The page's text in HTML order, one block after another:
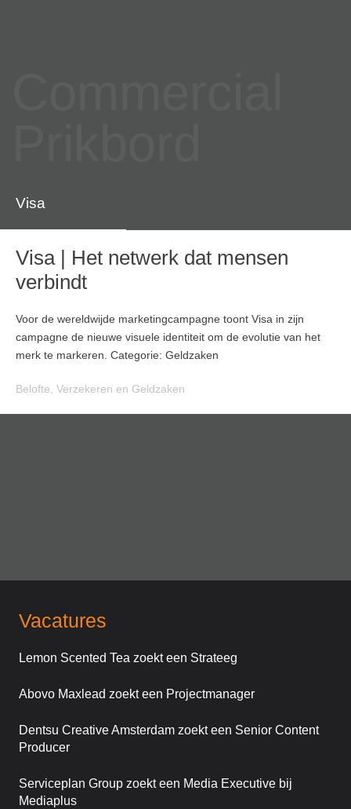
Visa
Visa | Het netwerk dat mensen
verbindt
Voor de wereldwijde marketingcampagne toont Visa in zijn
campagne de nieuwe visuele identiteit om de evolutie van het
merk te markeren. Categorie: Geldzaken
Belofte Verzekeren en Geldzaken
Vacatures
Lemon Scented Tea zoekt een Strateeg
Abovo Maxlead zoekt een Projectmanager
Dentsu Creative Amsterdam zoekt een Senior Content
Producer
Serviceplan Group zoekt een Media Executive bij
Mediaplus